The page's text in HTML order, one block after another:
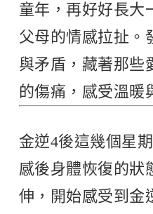
童年，再好好長大
父母的情感拉扯。
與矛盾，藏著那些
的傷痛，感受溫暖
金逆4後這幾個星
感後身體恢復的狀
伸，開始感受到金